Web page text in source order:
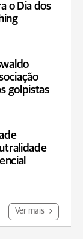
o Dia dos
golpistas
Ver mais